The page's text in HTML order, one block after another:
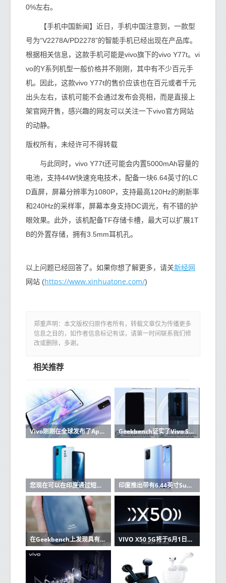
0%左右。
【手机中国新闻】近日，手机中国注意到，一款型
号为“V2278A/PD2278”的智能手机已经出现在产品库。
根据相关信息，这款手机可能是vivo旗下的vivo Y77t。vi
vo的Y系列机型一般价格并不刚刚，其中有不少百元手
机。因此，这款vivo Y77t的售价应该也在百元或者千元
出头左右，该机可能不会通过发布会亮相，而是直接上
架官网开售，感兴趣的网友可以关注一下vivo官方网站
的动静。
版权所有，未经许可不得转载
与此同时，vivo Y77t还可能会内置5000mAh容量的
电池，支持44W快速充电技术，配备一块6.64英寸的LC
D直屏，屏幕分辨率为1080P，支持最高120Hz的刷新率
和240Hz的采样率，屏幕本身支持DC调光，有不错的护
眼效果。此外，该机配备TF存储卡槽，最大可以扩展1T
B的外置存储，拥有3.5mm耳机孔。
以上问题已经回答了。如果你想了解更多，请关新经网
网站 (https://www.xinhuatone.com/)
郑重声明：本文版权归原作者所有，转载文章仅为传播更多
信息之目的，如作者信息标记有误，请第一时间联系我们修
改或删除，多谢。
相关推荐
Vivo刚刚在全球发布了Apex 2020智能手机 Geekbench证实了Vivo S6 5G的Exynos 980 5G处理器
您现在可以在印度通过短信购买Vivo手机 印度推出带有6.44英寸Super AMOLED显示屏，32MP双前置摄像头的Vivo V19：价格，规格
在Geekbench上发现具有Snapdragon 720G，8GB RAM的新Vivo手机 VIVO X50 5G将于6月1日正式上市